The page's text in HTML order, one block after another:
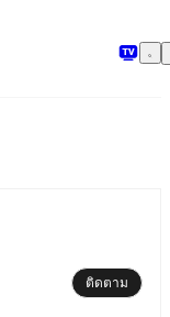
ติดตาม